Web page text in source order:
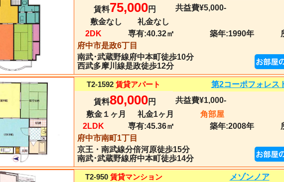
賃料75,000円
共益費¥5,000-
敷金なし
礼金なし
2DK
専有:40.32㎡ 築年:1990年
府中市是政6丁目
南武･武蔵野線府中本町徒歩10分
西武多摩川線是政徒歩12分
T2-1592 賃貸アパート 第2コーポフォレス
賃料80,000円
共益費¥1,000-
敷金１ヶ月
礼金1ヶ月
角部屋
2LDK
専有:45.36㎡ 築年:2008年
府中市南町1丁目
京王・南武線分倍河原徒歩15分
南武･武蔵野線府中本町徒歩14分
T2-950 賃貸マンション メゾンノア